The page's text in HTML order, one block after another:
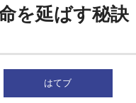
を延ばす秘訣
はてブ